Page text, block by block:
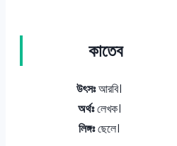
কাতেব
উৎসঃআরবি।
অর্থঃলেখক।
লিঙ্গঃছেলে।